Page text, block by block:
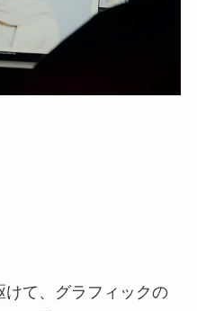
て、グラフィックの